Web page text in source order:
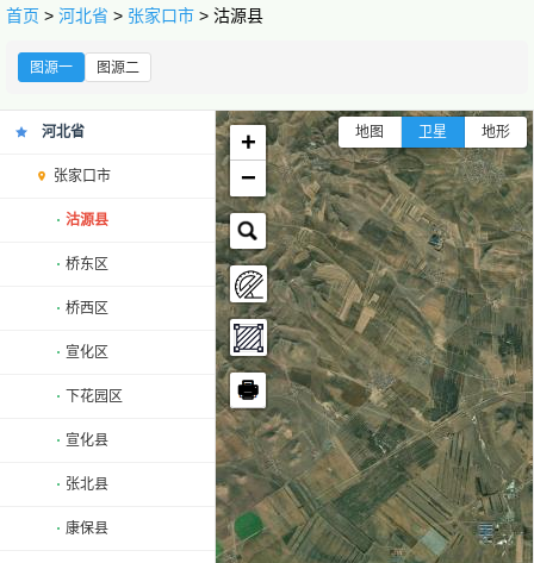
首页 > 河北省 > 张家口市 > 沽源县
图源一 图源二
河北省
张家口市
沽源县
桥东区
桥西区
宣化区
下花园区
宣化县
张北县
康保县
+
−
🖶
地图 卫星 地形